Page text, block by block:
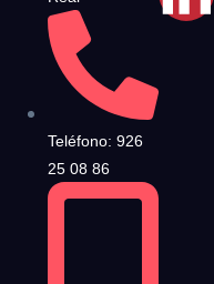
Teléfono: 926
25 08 86